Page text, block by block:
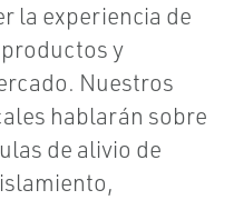
la experiencia de
y
Nuestros
hablarán sobre
de alivio de